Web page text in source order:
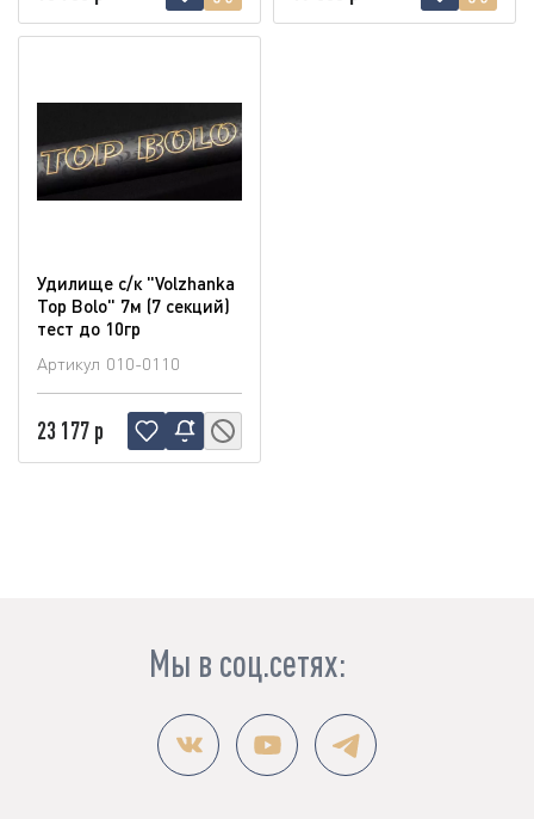
Удилище с/к "Volzhanka
Top Bolo" 7м (7 секций)
тест до 10гр
Артикул 010-0110
23 177 р
Мы в соц.сетях: